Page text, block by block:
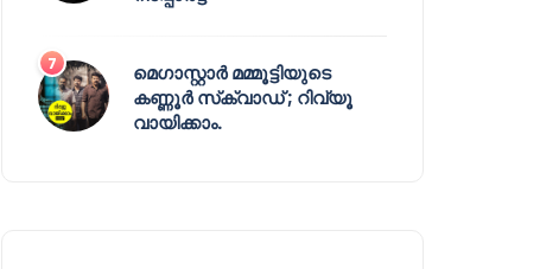
മെഗാസ്റ്റാർ മമ്മൂട്ടിയുടെ
കണ്ണൂർ സ്‌ക്വാഡ് ; റിവ്യൂ
വായിക്കാം.